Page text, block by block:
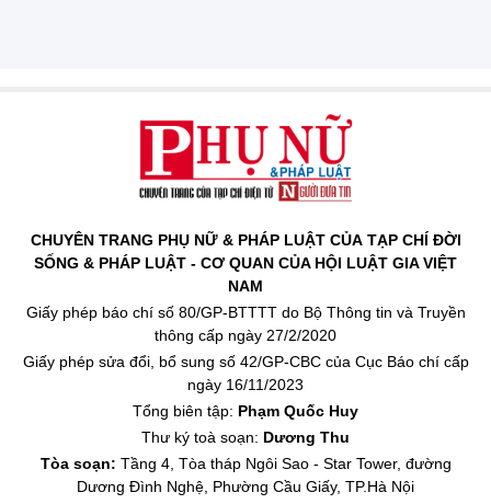
CHUYÊN TRANG PHỤ NỮ & PHÁP LUẬT CỦA TẠP CHÍ ĐỜI
SỐNG & PHÁP LUẬT - CƠ QUAN CỦA HỘI LUẬT GIA VIỆT
NAM
Giấy phép báo chí số 80/GP-BTTTT do Bộ Thông tin và Truyền
thông cấp ngày 27/2/2020
Giấy phép sửa đổi, bổ sung số 42/GP-CBC của Cục Báo chí cấp
ngày 16/11/2023
Tổng biên tập: Phạm Quốc Huy
Thư ký toà soạn: Dương Thu
Tòa soạn: Tầng 4, Tòa tháp Ngôi Sao - Star Tower, đường
Dương Đình Nghệ, Phường Cầu Giấy, TP.Hà Nội